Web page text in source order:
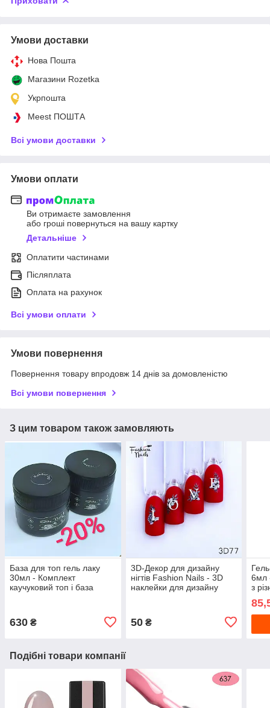
Умови доставки
Нова Пошта
Магазини Rozetka
Укрпошта
Meest ПОШТА
Всі умови доставки
Умови оплати
Ви отримаєте замовлення
або гроші повернуться на вашу картку
Детальніше
Оплатити частинами
Післяплата
Оплата на рахунок
Всі умови оплати
Умови повернення
Повернення товару впродовж 14 днів за домовленістю
Всі умови повернення
З цим товаром також замовляють
База для топ гель лаку
30мл - Комплект
каучуковий топ і база
630 ₴
3D-Декор для дизайну
нігтів Fashion Nails - 3D
наклейки для дизайну
50₴
6мл
з
Подібні товари компанії